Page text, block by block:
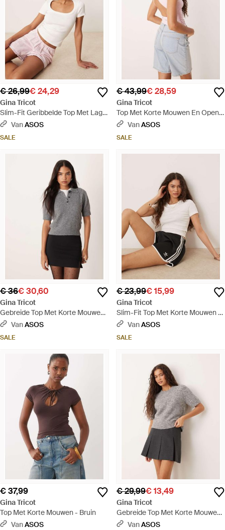
€ 26,99€ 24,29
Gina Tricot
Slim-Fit Geribbelde Top Met Lage
Ronde Hals En Korte Mouwen -
VanASOS
SALE
€ 43,99€ 28,59
Gina Tricot
Top Met Korte Mouwen En Open
Achterkant - Grijs
VanASOS
SALE
€ 36€ 30,60
Gina Tricot
Gebreide Top Met Korte Mouwen
En Kraagje - Grijs
VanASOS
SALE
€ 23,99€ 15,99
Gina Tricot
Slim-Fit Top Met Korte Mouwen -
Naturel
VanASOS
SALE
€ 37,99
Gina Tricot
Top Met Korte Mouwen - Bruin
VanASOS
€ 29,99€ 13,49
Gina Tricot
Gebreide Top Met Korte Mouwen
En Strass-Steentjes - Grijs
VanASOS